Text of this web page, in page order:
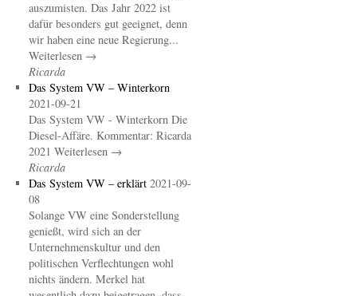
auszumisten. Das Jahr 2022 ist
dafür besonders gut geeignet, denn
wir haben eine neue Regierung...
Weiterlesen →
Ricarda
Das System VW – Winterkorn
2021-09-21
Das System VW - Winterkorn Die
Diesel-Affäre. Kommentar: Ricarda
2021 Weiterlesen →
Ricarda
Das System VW – erklärt 2021-09-
08
Solange VW eine Sonderstellung
genießt, wird sich an der
Unternehmenskultur und den
politischen Verflechtungen wohl
nichts ändern. Merkel hat